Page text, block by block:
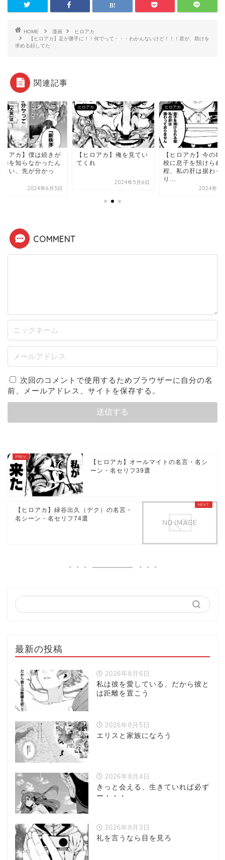
HOME 漫画
ヒロアカ
【ヒロアカ】足が勝手に！！何でって・・・わかんないけど！！！君が、助けを
求める顔してた
関連記事
ロアカ】僕は続きが
のを知らなかったん
ない、先が分かっ
2024年6月5日
ヒロアカ
【ヒロアカ】俺を見てい
てくれ
2024年5月6日
ヒロアカ
【ヒロアカ】今の雄
校に息子を預けられ
程、私の肝は据わっ
り...
2024年4
COMMENT
次回のコメントで使用するためブラウザーに自分の名
前、メールアドレス、サイトを保存する。
【ヒロアカ】オールマイトの名言・名シ
ーン・名セリフ39選
【ヒロアカ】緑谷出久（デク）の名言・
名シーン・名セリフ74選
最新の投稿
2026年8月6日
私は彼を愛している、だから彼と
は距離を置こう
2026年8月5日
エリスと家族になろう
2026年8月4日
きっと会える、生きていれば必ず
ー・・・
2026年8月3日
礼を言うなら目を見ろ